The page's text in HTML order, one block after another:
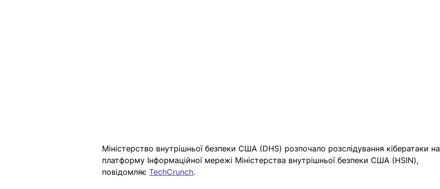
Міністерство внутрішньої безпеки США (DHS) розпочало розслідування кібератаки на
платформу Інформаційної мережі Міністерства внутрішньої безпеки США (HSIN),
повідомляє TechCrunch.